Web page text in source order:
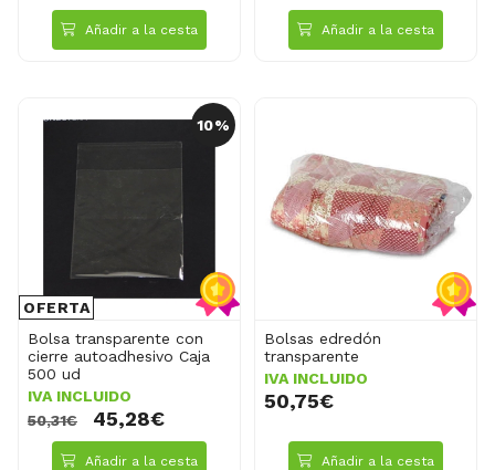
Añadir a la cesta Añadir a la cesta
10%
OFERTA
Bolsa transparente con
cierre autoadhesivo Caja
500 ud
IVA INCLUIDO
50,31€
45,28€
Añadir a la cesta
Bolsas edredón
transparente
IVA INCLUIDO
50,75€
Añadir a la cesta